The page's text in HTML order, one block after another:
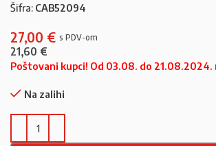
Šifra: CAB52094
27,00 €
21,60 €
Poštovani kupci! Od 03.08. do 21.08.2024.
Na zalihi